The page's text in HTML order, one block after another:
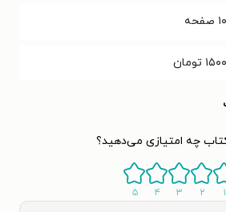
صفحه
تومان
چه امتیازی می‌دهید؟
۱ ۲ ۳ ۴ ۵